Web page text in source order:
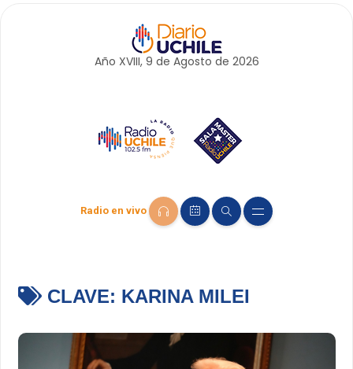
Año XVIII, 9 de Agosto de 2026
Radio en vivo
CLAVE: KARINA MILEI